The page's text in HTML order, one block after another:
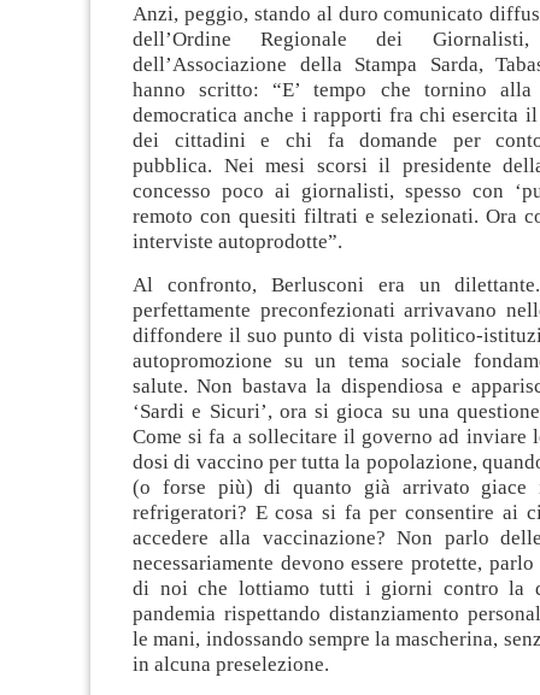
Anzi, peggio, stando al duro comunicato
dell’Ordine Regionale dei
dell’Associazione della Stampa Sarda,
hanno scritto: “E’ tempo che tornino
democratica anche i rapporti fra chi esercita
dei cittadini e chi fa domande per conto
pubblica. Nei mesi scorsi il presidente
concesso poco ai giornalisti, spesso con
remoto con quesiti filtrati e selezionati. Ora
interviste autoprodotte”.
Al confronto, Berlusconi era un
perfettamente preconfezionati arrivavano
diffondere il suo punto di vista politico-
autopromozione su un tema sociale
salute. Non bastava la dispendiosa e
‘Sardi e Sicuri’, ora si gioca su una
Come si fa a sollecitare il governo ad inviare
dosi di vaccino per tutta la popolazione,
(o forse più) di quanto già arrivato giace
refrigeratori? E cosa si fa per consentire ai
accedere alla vaccinazione? Non parlo
necessariamente devono essere protette,
di noi che lottiamo tutti i giorni contro la
pandemia rispettando distanziamento
le mani, indossando sempre la mascherina,
in alcuna preselezione.